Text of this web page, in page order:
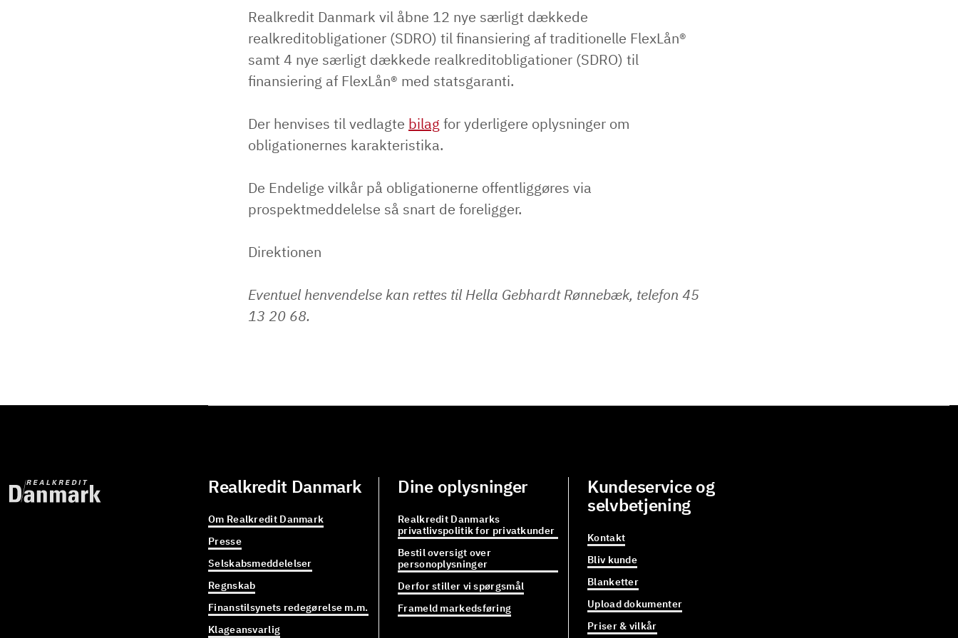
Realkredit Danmark vil åbne 12 nye særligt dækkede
realkreditobligationer (SDRO) til finansiering af traditionelle FlexLån®
samt 4 nye særligt dækkede realkreditobligationer (SDRO) til
finansiering af FlexLån® med statsgaranti.
Der henvises til vedlagte bilag for yderligere oplysninger om
obligationernes karakteristika.
De Endelige vilkår på obligationerne offentliggøres via
prospektmeddelelse så snart de foreligger.
Direktionen
Eventuel henvendelse kan rettes til Hella Gebhardt Rønnebæk, telefon 45
13 20 68.
Realkredit Danmark
Om Realkredit Danmark
Presse
Selskabsmeddelelser
Regnskab
Finanstilsynets redegørelse m.m.
Klageansvarlig
Dine oplysninger
Realkredit Danmarks
privatlivspolitik for privatkunder
Bestil oversigt over
personoplysninger
Derfor stiller vi spørgsmål
Frameld markedsføring
Kundeservice og
selvbetjening
Kontakt
Bliv kunde
Blanketter
Upload dokumenter
Priser & vilkår